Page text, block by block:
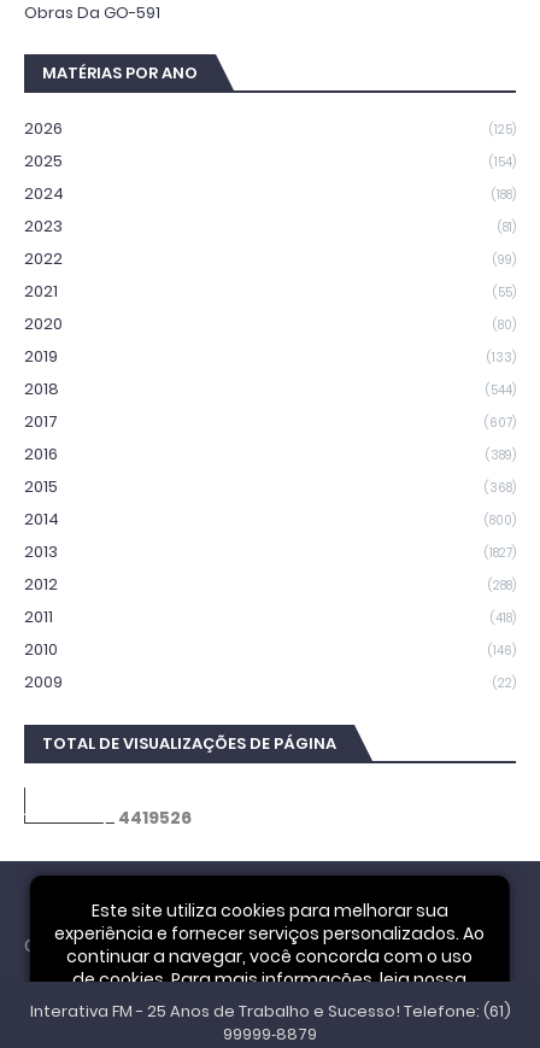
Obras Da GO-591
MATÉRIAS POR ANO
2026 (125)
2025 (154)
2024 (188)
2023 (81)
2022 (99)
2021 (55)
2020 (80)
2019 (133)
2018 (544)
2017 (607)
2016 (389)
2015 (368)
2014 (800)
2013 (1827)
2012 (288)
2011 (418)
2010 (146)
2009 (22)
TOTAL DE VISUALIZAÇÕES DE PÁGINA
4419526
Cookie Notice
Este site utiliza cookies para melhorar sua
experiência e fornecer serviços personalizados. Ao
continuar a navegar, você concorda com o uso
de cookies. Para mais informações, leia nossa
Política de Privacidade.
Interativa FM - 25 Anos de Trabalho e Sucesso! Telefone: (61)
99999‑8879